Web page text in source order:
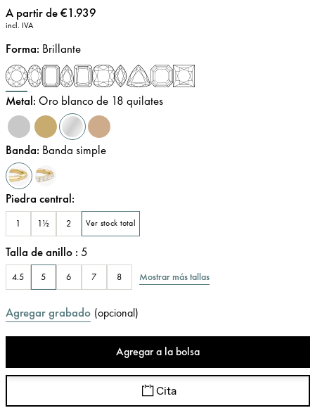
Precio:
A partir de €1.939
incl. IVA
Forma: Brillante
Metal: Oro blanco de 18 quilates
Banda: Banda simple
Piedra central:
1 1½ 2 Ver stock total
Talla de anillo : 5
4.5 5 6 7 8 Mostrar más tallas
Agregar grabado (opcional)
Agregar a la bolsa
Cita